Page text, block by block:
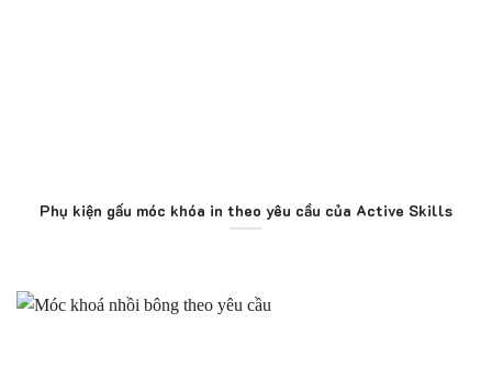
Phụ kiện gấu móc khóa in theo yêu cầu của Active Skills